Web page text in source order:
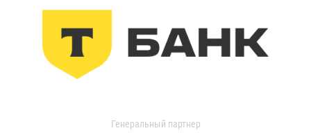
Генеральный партнер